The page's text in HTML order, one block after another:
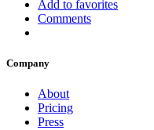
Add to favorites
Comments
Company
About
Pricing
Press